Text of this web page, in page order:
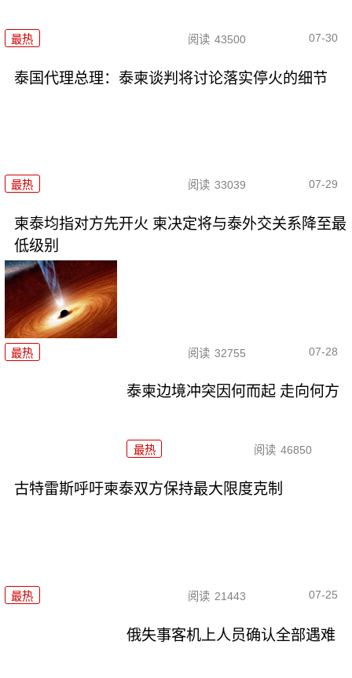
最热 阅读 43500 07-30
泰国代理总理：泰柬谈判将讨论落实停火的细节
最热 阅读 33039 07-29
柬泰均指对方先开火 柬决定将与泰外交关系降至最
低级别
最热 阅读 32755 07-28
泰柬边境冲突因何而起 走向何方
最热 阅读 46850
古特雷斯呼吁柬泰双方保持最大限度克制
最热 阅读 21443 07-25
俄失事客机上人员确认全部遇难